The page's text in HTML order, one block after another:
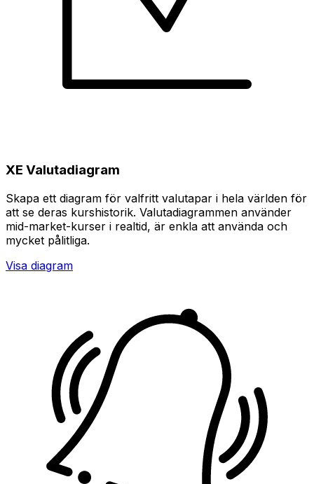
XE Valutadiagram
Skapa ett diagram för valfritt valutapar i hela världen för
att se deras kurshistorik. Valutadiagrammen använder
mid-market-kurser i realtid, är enkla att använda och
mycket pålitliga.
Visa diagram